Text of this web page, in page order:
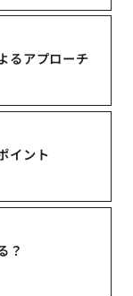
るアプローチ
イント
？